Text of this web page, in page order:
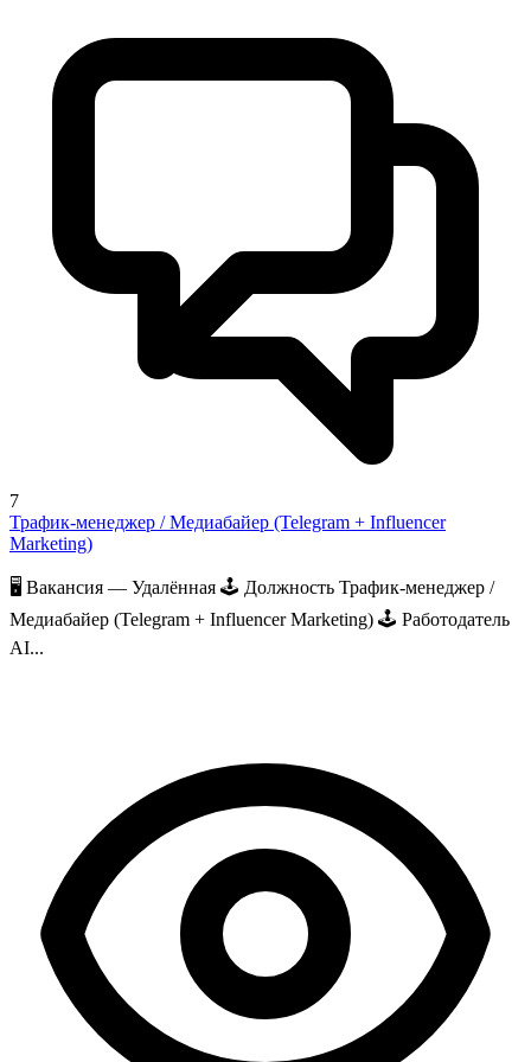
7
Трафик-менеджер / Медиабайер (Telegram + Influencer
Marketing)
🖥 Вакансия — Удалённая 🕹 Должность Трафик-менеджер /
Медиабайер (Telegram + Influencer Marketing) 🕹 Работодатель
AI...